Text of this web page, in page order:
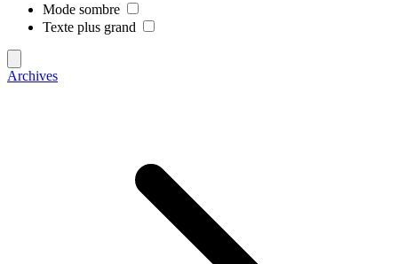
Mode sombre
Texte plus grand
Archives